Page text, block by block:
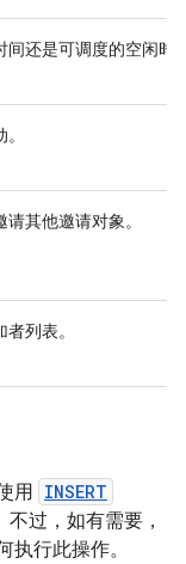
还是可调度的空闲时
其他邀请对象。
列表。
用 INSERT
不过，如有需要，
行此操作。